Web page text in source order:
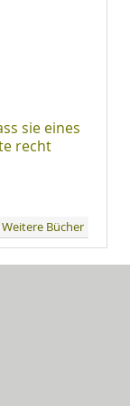
sie eines
recht
Weitere Bücher